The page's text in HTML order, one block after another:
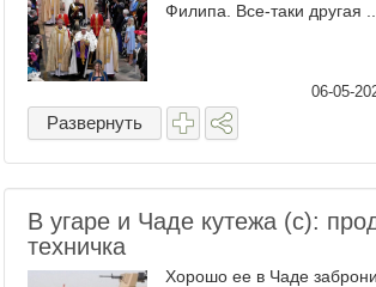
Филипа. Все-таки другая ...
06-05-
Развернуть
В угаре и Чаде кутежа (с):
техничка
Хорошо ее в Чаде